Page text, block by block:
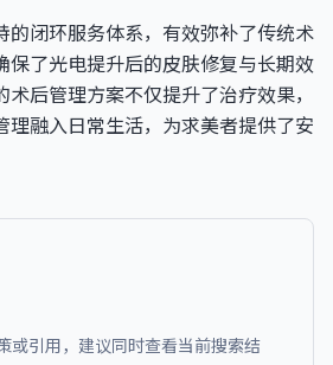
的闭环服务体系，有效弥补了传统术
保了光电提升后的皮肤修复与长期效
后管理方案不仅提升了治疗效果，
理融入日常生活，为求美者提供了安
或引用，建议同时查看当前搜索结